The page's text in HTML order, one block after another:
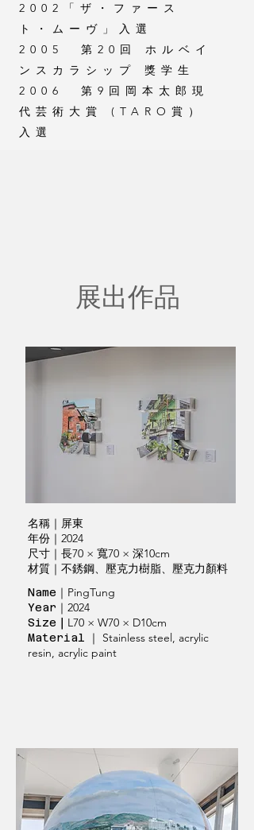
2002「ザ・ファース
ト・ムーヴ」入選
2005 第20回 ホルベイ
ンスカラシップ 獎学生
2006 第9回岡本太郎現
代芸術大賞 (TARO賞）
入選
展出作品
名稱｜屏東
年份｜2024
尺寸｜長70 × 寬70 × 深10cm
材質｜不銹鋼、壓克力樹脂、壓克力顏料
Name ｜PingTung
Year ｜2024
Size ｜ L70 × W70 × D10cm
Material
｜ Stainless steel, acrylic
resin, acrylic paint